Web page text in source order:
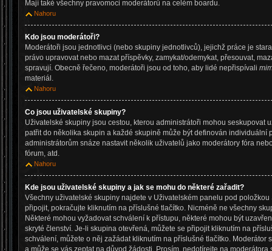
Mají také všechny pravomoci moderátorů na celém boardu.
Nahoru
Kdo jsou moderátoři?
Moderátoři jsou jednotlivci (nebo skupiny jednotlivců), jejichž práce je
právo upravovat nebo mazat příspěvky, zamykat/odemykat, přesouvat,
spravují. Obecně řečeno, moderátoři jsou od toho, aby lidé nepřispívali
materiál.
Nahoru
Co jsou uživatelské skupiny?
Uživatelské skupiny jsou cestou, kterou administrátoři mohou seskupovat
patřit do několika skupin a každé skupině může být definován individuální
administrátorům snáze nastavit několik uživatelů jako moderátory fóra
fórum, atd.
Nahoru
Kde jsou uživatelské skupiny a jak se mohu do některé zařadit?
Všechny uživatelské skupiny najdete v Uživatelském panelu pod
připojit, pokračujte kliknutím na příslušné tlačítko. Nicméně ne všechny
Některé mohou vyžadovat schválení k přístupu, některé mohou být
skryté členství. Je-li skupina otevřená, můžete se připojit kliknutím na
schválení, můžete o něj zažádat kliknutím na příslušné tlačítko. Moderátor
a může se vás zeptat na důvod žádosti. Prosím, nedotírejte na moderátora